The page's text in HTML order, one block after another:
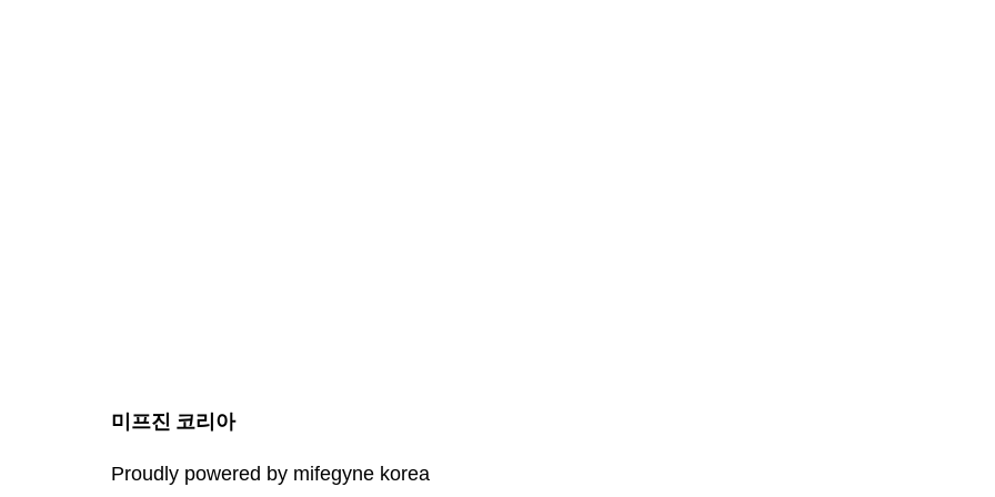
미프진 코리아
Proudly powered by mifegyne korea